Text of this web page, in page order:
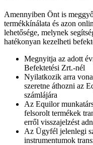
Amennyiben Önt is
termékkínálata és azon
lehetősége, melynek
hatékonyan kezelheti
Megnyitja az adott
Befektetési Zrt.-nél
Nyilatkozik arra
szeretne áthozni az
számlájára
Az Equilor
felsorolt termékek
erről visszajelzést
Az Ügyfél jelenlegi
instrumentumok